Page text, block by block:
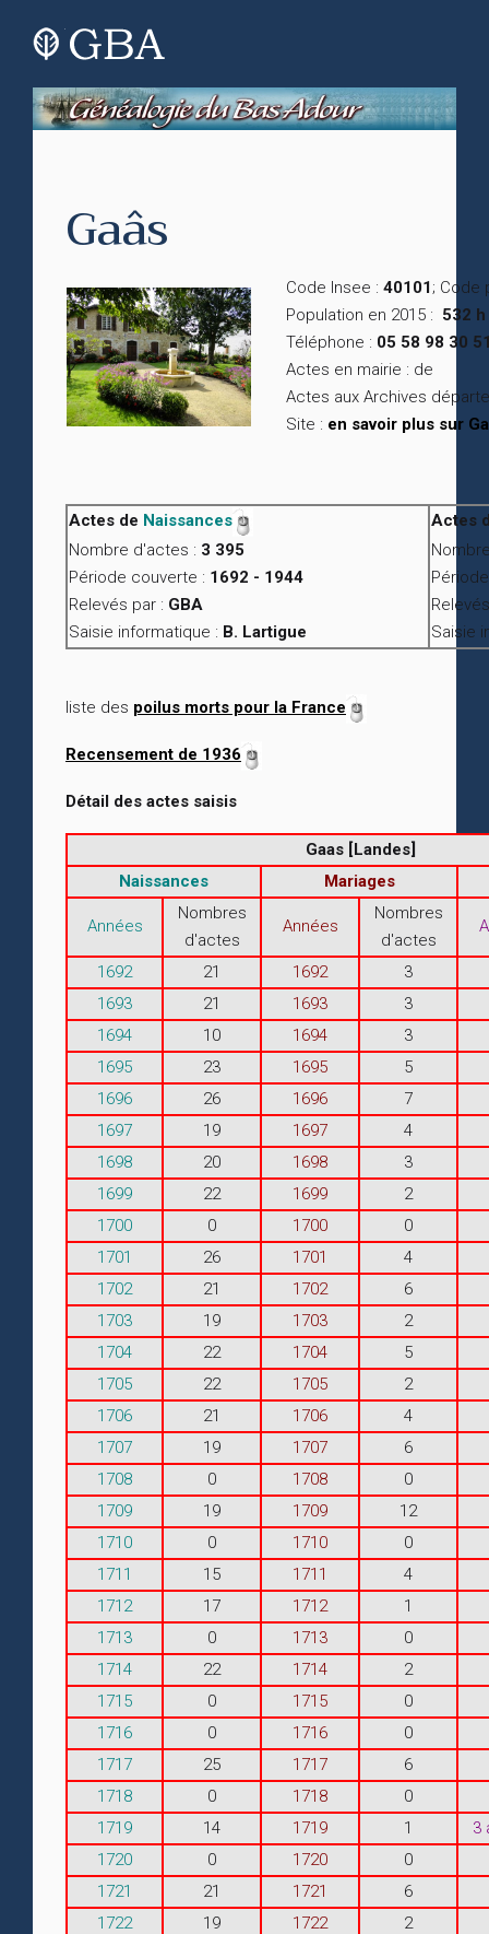
Gaâs
Code Insee : 40101; Code
Population en 2015 : 532 h
Téléphone : 05 58 98 30
Actes en mairie : de
Actes aux Archives
Site : en savoir plus sur
Actes de Naissances
Nombre d'actes : 3 395
Période couverte : 1692 - 1944
Relevés par : GBA
Saisie informatique : B. Lartigue
Actes
Saisie
liste des poilus morts pour la France
Recensement de 1936
Détail des actes saisis
Gaas [Landes]
Naissances
Mariages
Années
Nombres
d'actes
Années
Nombres
d'actes
1692 21 1692
3
1693
21 1693
3
1694
10 1694
3
1695
23 1695
5
1696
26 1696
7
1697
19 1697
4
1698
20 1698
3
1699
22 1699
2
1700
0 1700
0
1701
26 1701
4
1702
21 1702
6
1703
19 1703
2
1704
22 1704
5
1705
22 1705
2
1706
21 1706
4
1707
19 1707
6
1708
0 1708
0
1709
19 1709
12
1710
0 1710
0
1711
15 1711
4
1712
17 1712
1
1713
0 1713
0
1714
22 1714
2
1715
0 1715
0
1716
0 1716
0
1717
25 1717
6
1718
0 1718
0
1719
14 1719 1
3
1720
0 1720
0
1721
21 1721
6
1722
19 1722
2